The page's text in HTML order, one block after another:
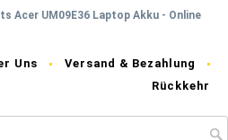
Acer UM09E36 Laptop Akku - Online
Uns
Versand & Bezahlung
Rückkehr